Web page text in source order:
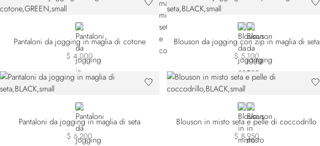
GREEN
Pantaloni da jogging in maglia di cotone
$ 4,000
BLACKGREEN
Blouson da jogging con zip in maglia di seta
$ 5,100
BLACK
Pantaloni da jogging in maglia di seta
$ 6,200
BLACKWHITE
Blouson in misto seta e pelle di coccodrillo
$ 8,950